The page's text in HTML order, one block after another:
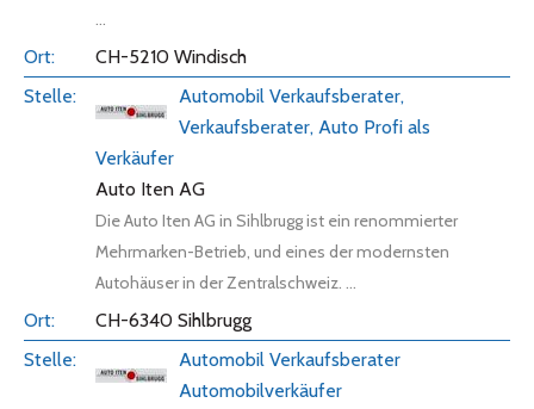
...
CH-5210 Windisch
Automobil Verkaufsberater,
Verkaufsberater, Auto Profi als
Verkäufer
Auto Iten AG
Die Auto Iten AG in Sihlbrugg ist ein renommierter
Mehrmarken-Betrieb, und eines der modernsten
Autohäuser in der Zentralschweiz. ...
CH-6340 Sihlbrugg
Automobil Verkaufsberater
Automobilverkäufer